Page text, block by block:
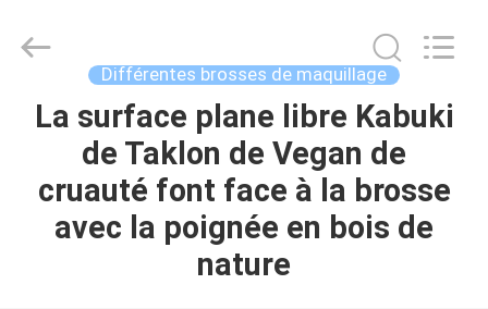
MAISON
PRODUITS
Chanmy
Cosmetics
Reserved.
Différentes brosses de maquillage
La surface plane libre Kabuki
de Taklon de Vegan de
cruauté font face à la brosse
avec la poignée en bois de
nature